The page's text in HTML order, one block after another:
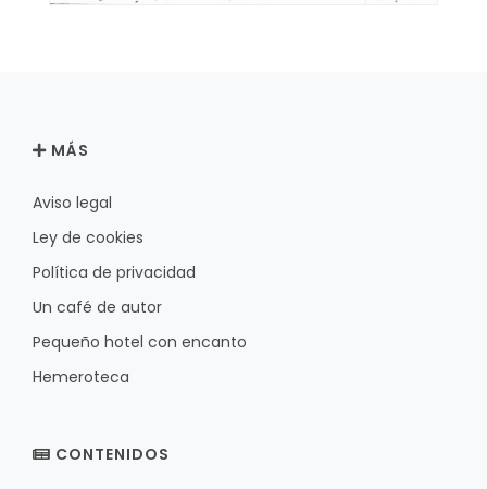
MÁS
Aviso legal
Ley de cookies
Política de privacidad
Un café de autor
Pequeño hotel con encanto
Hemeroteca
CONTENIDOS